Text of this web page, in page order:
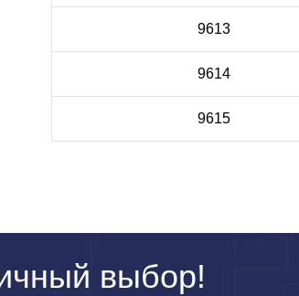
9613
9614
9615
выбор!